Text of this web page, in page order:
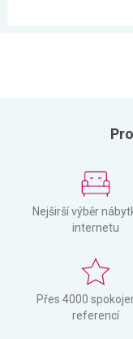
Nejširší výběr
internetu
Přes 4000
referencí